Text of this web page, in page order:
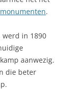
.
in 1890
aanwezig.
die beter